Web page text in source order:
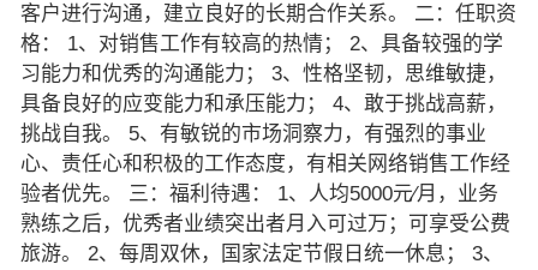
客户进行沟通，建立良好的长期合作关系。 二：任职资
格： 1、对销售工作有较高的热情； 2、具备较强的学
习能力和优秀的沟通能力； 3、性格坚韧，思维敏捷，
具备良好的应变能力和承压能力； 4、敢于挑战高薪，
挑战自我。 5、有敏锐的市场洞察力，有强烈的事业
心、责任心和积极的工作态度，有相关网络销售工作经
验者优先。 三：福利待遇： 1、人均5000元∕月，业务
熟练之后，优秀者业绩突出者月入可过万；可享受公费
旅游。 2、每周双休，国家法定节假日统一休息； 3、